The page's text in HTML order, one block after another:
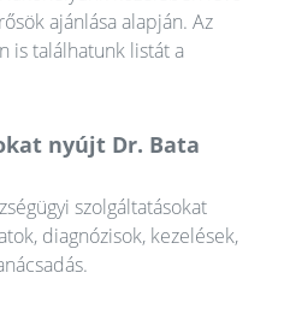
ajánlása alapján. Az
is találhatunk listát a
nyújt Dr. Bata
szolgáltatásokat
diagnózisok, kezelések,